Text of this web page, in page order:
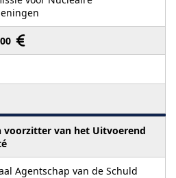
voorzitter van het Uitvoerend
Agentschap van de Schuld